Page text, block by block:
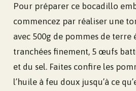
Pour préparer ce bocadillo
commencez par réaliser une
avec 500g de pommes de terre
tranchées finement, 5 œufs
et du sel. Faites confire les
l’huile à feu doux jusqu’à ce